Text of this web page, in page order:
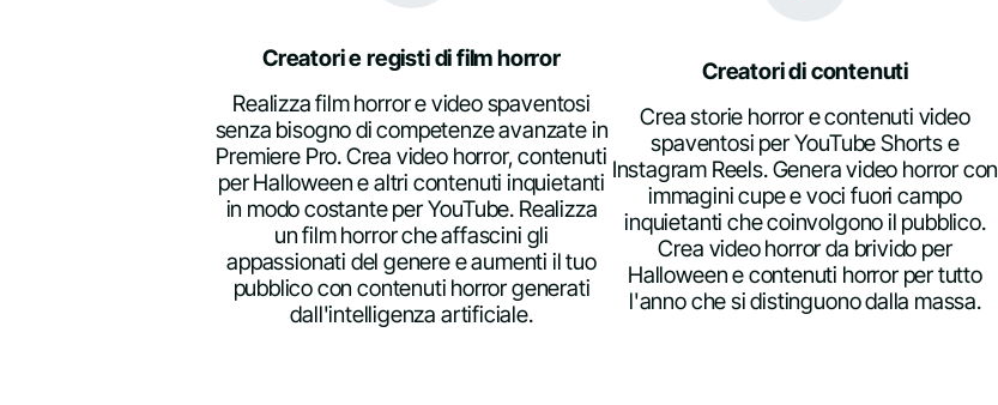
Creatori e registi di film horror
Realizza film horror e video spaventosi
senza bisogno di competenze avanzate in
Premiere Pro. Crea video horror, contenuti
per Halloween e altri contenuti inquietanti
in modo costante per YouTube. Realizza
un film horror che affascini gli
appassionati del genere e aumenti il tuo
pubblico con contenuti horror generati
dall'intelligenza artificiale.
Creatori di contenuti
Crea storie horror e contenuti video
spaventosi per YouTube Shorts e
Instagram Reels. Genera video horror con
immagini cupe e voci fuori campo
inquietanti che coinvolgono il pubblico.
Crea video horror da brivido per
Halloween e contenuti horror per tutto
l'anno che si distinguono dalla massa.